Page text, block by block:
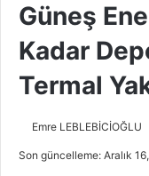
Güneş
Kadar
Termal
Emre LEBLEBİCİOĞLU
Son güncelleme: Aralık